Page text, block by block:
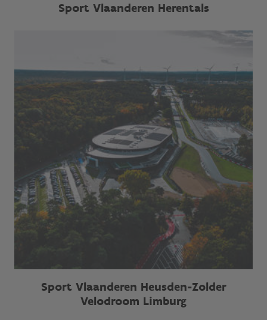
Sport Vlaanderen Herentals
Sport Vlaanderen Heusden-Zolder
Velodroom Limburg